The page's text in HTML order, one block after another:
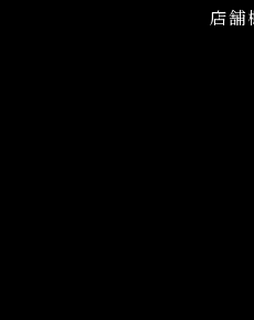
店舗